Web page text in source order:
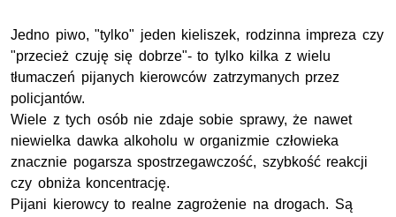
Jedno piwo, "tylko" jeden kieliszek, rodzinna impreza czy
"przecież czuję się dobrze"- to tylko kilka z wielu
tłumaczeń pijanych kierowców zatrzymanych przez
policjantów.
Wiele z tych osób nie zdaje sobie sprawy, że nawet
niewielka dawka alkoholu w organizmie człowieka
znacznie pogarsza spostrzegawczość, szybkość reakcji
czy obniża koncentrację.
Pijani kierowcy to realne zagrożenie na drogach. Są